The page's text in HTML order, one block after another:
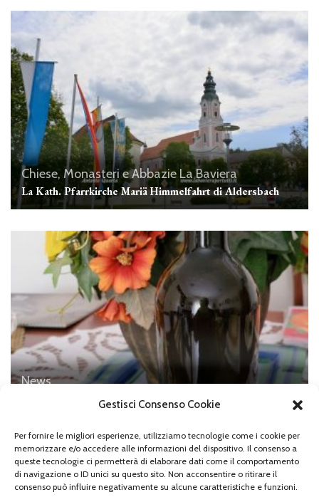
Gestisci Consenso Cookie
Per fornire le migliori esperienze, utilizziamo tecnologie come i cookie per
memorizzare e/o accedere alle informazioni del dispositivo. Il consenso a
queste tecnologie ci permetterà di elaborare dati come il comportamento
di navigazione o ID unici su questo sito. Non acconsentire o ritirare il
consenso può influire negativamente su alcune caratteristiche e funzioni.
Chiese, Monasteri e Abbazie La Baviera
La Kath. Pfarrkirche Mariä Himmelfahrt di Aldersbach
News
La leggenda del vino “Est Est Est”
Lascia un commento